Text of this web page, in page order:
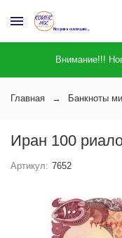
Внимание!!!
Главная Банкноты
Иран 100
Артикул: 7652